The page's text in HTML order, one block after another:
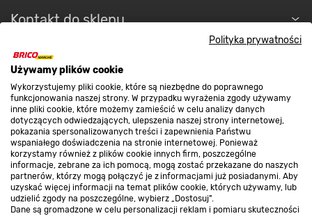
Polityka prywatności
Używamy plików cookie
Wykorzystujemy pliki cookie, które są niezbędne do poprawnego
funkcjonowania naszej strony. W przypadku wyrażenia zgody używamy
inne pliki cookie, które możemy zamieścić w celu analizy danych
dotyczących odwiedzających, ulepszenia naszej strony internetowej,
pokazania spersonalizowanych treści i zapewnienia Państwu
wspaniałego doświadczenia na stronie internetowej. Ponieważ
korzystamy również z plików cookie innych firm, poszczególne
informacje, zebrane za ich pomocą, mogą zostać przekazane do naszych
partnerów, którzy mogą połączyć je z informacjami już posiadanymi. Aby
uzyskać więcej informacji na temat plików cookie, których używamy, lub
udzielić zgody na poszczególne, wybierz „Dostosuj”.
Dane są gromadzone w celu personalizacji reklam i pomiaru skuteczności
Kontakt do sklepu
Strefa biznesu
Dołącz do nas
Metody płatności